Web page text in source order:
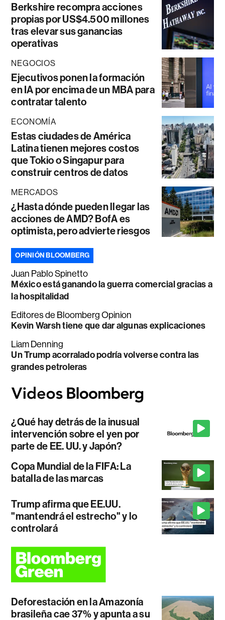
Berkshire recompra acciones
propias por US$4.500 millones
tras elevar sus ganancias
operativas
NEGOCIOS
Ejecutivos ponen la formación
en IA por encima de un MBA para
contratar talento
ECONOMÍA
Estas ciudades de América
Latina tienen mejores costos
que Tokio o Singapur para
construir centros de datos
MERCADOS
¿Hasta dónde pueden llegar las
acciones de AMD? BofA es
optimista, pero advierte riesgos
OPINIÓN BLOOMBERG
Juan Pablo Spinetto
México está ganando la guerra comercial gracias a
la hospitalidad
Editores de Bloomberg Opinion
Kevin Warsh tiene que dar algunas explicaciones
Liam Denning
Un Trump acorralado podría volverse contra las
grandes petroleras
¿Qué hay detrás de la inusual
intervención sobre el yen por
parte de EE. UU. y Japón?
Copa Mundial de la FIFA: La
batalla de las marcas
Trump afirma que EE.UU.
"mantendrá el estrecho" y lo
controlará
Deforestación en la Amazonía
brasileña cae 37% y apunta a su